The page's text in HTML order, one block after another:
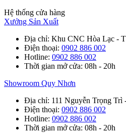
Hệ thống cửa hàng
Xưởng Sản Xuất
Địa chỉ: Khu CNC Hòa Lạc -
Điện thoại: 0902 886 002
Hotline: 0902 886 002
Thời gian mở cửa: 08h - 20h
Showroom Quy Nhơn
Địa chỉ: 111 Nguyễn Trọng
Điện thoại: 0902 886 002
Hotline: 0902 886 002
Thời gian mở cửa: 08h - 20h